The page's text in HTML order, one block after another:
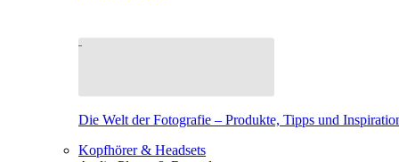
Die Welt der Fotografie – Produkte, Tipps und
Kopfhörer & Headsets